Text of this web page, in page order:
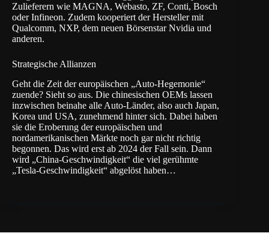
Zulieferern wie MAGNA, Webasto, ZF, Conti, Bosch
oder Infineon. Zudem kooperiert der Hersteller mit
Qualcomm, NXP, dem neuen Börsenstar Nvidia und
anderen.
Strategische Allianzen
Geht die Zeit der europäischen „Auto-Hegemonie“
zuende? Sieht so aus. Die chinesischen OEMs lassen
inzwischen beinahe alle Auto-Länder, also auch Japan,
Korea und USA, zunehmend hinter sich. Dabei haben
sie die Eroberung der europäischen und
nordamerikanischen Märkte noch gar nicht richtig
begonnen. Das wird erst ab 2024 der Fall sein. Dann
wird „China-Geschwindigkeit“ die viel gerühmte
„Tesla-Geschwindigkeit“ abgelöst haben…